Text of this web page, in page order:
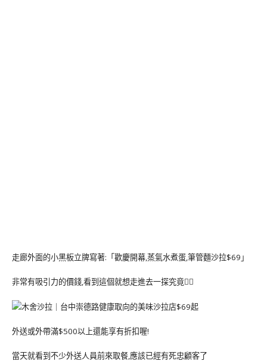
走廊外面的小黑板立牌寫著:「歡慶開幕,蒸氣水煮蛋,筆管麵沙拉$69」
非常有吸引力的價錢,看到這個就想走進去一探究竟🕵️‍♀️
外送或外帶滿$500以上還能享有折扣喔!
當天就看到不少外送人員前來取餐,應該已經有死忠顧客了